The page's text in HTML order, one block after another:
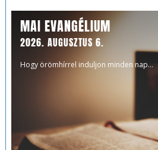
MAI EVANGÉLIUM
2026. AUGUSZTUS 6.
Hogy örömhírrel induljon minden nap...